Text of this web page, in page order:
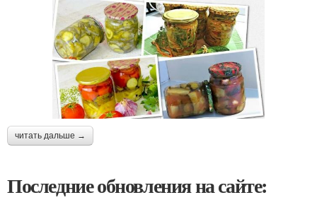
читать дальше →
Последние обновления на сайте: